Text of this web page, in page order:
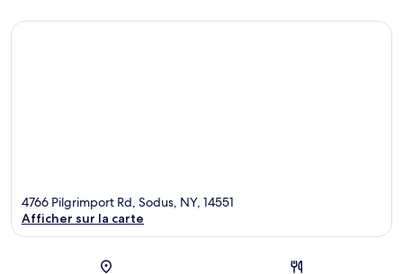
4766 Pilgrimport Rd, Sodus, NY, 14551
Afficher sur la carte